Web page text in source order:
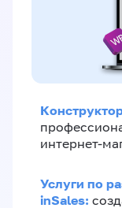
интернет-
Услуги по
inSales: